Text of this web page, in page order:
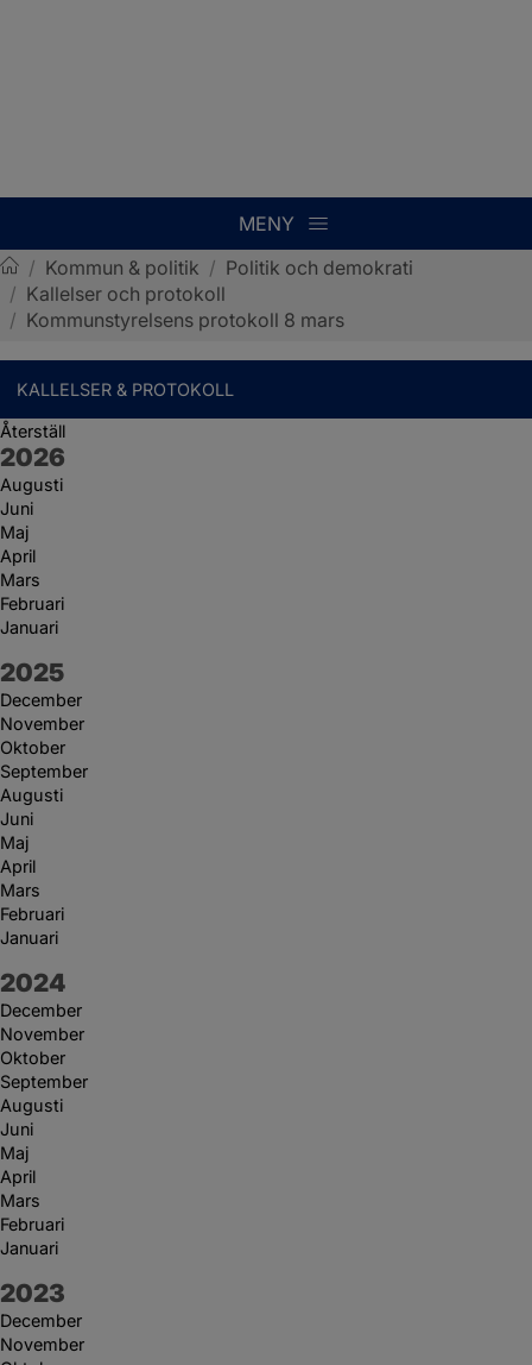
MENY
Sotenäs kommun
/ Kommun & politik / Politik och demokrati
/ Kallelser och protokoll
/ Kommunstyrelsens protokoll 8 mars
KALLELSER & PROTOKOLL
Återställ
År:
2026
Augusti
Juni
Maj
April
Mars
Februari
Januari
År:
2025
December
November
Oktober
September
Augusti
Juni
Maj
April
Mars
Februari
Januari
År:
2024
December
November
Oktober
September
Augusti
Juni
Maj
April
Mars
Februari
Januari
År:
2023
December
November